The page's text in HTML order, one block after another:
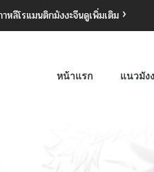
าหลีโรแมนติกมังงะจีนดูเพิ่มเติม
หน้าแรก แนวมัง